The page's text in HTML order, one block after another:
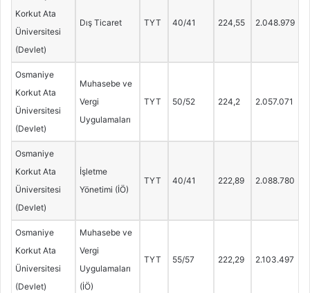
Korkut Ata
Üniversitesi
(Devlet)
Dış Ticaret TYT 40/41 224,55 2.048.979
Osmaniye
Korkut Ata
Üniversitesi
(Devlet)
Muhasebe ve
Vergi
Uygulamaları
TYT 50/52 224,2 2.057.071
Osmaniye
Korkut Ata
Üniversitesi
(Devlet)
İşletme
Yönetimi (İÖ)
TYT 40/41 222,89 2.088.780
Osmaniye
Korkut Ata
Üniversitesi
(Devlet)
Muhasebe ve
Vergi
Uygulamaları
(İÖ)
TYT 55/57 222,29 2.103.497